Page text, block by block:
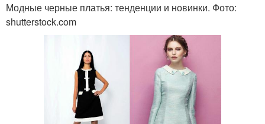
Модные черные платья: тенденции и новинки. Фото:
shutterstock.com